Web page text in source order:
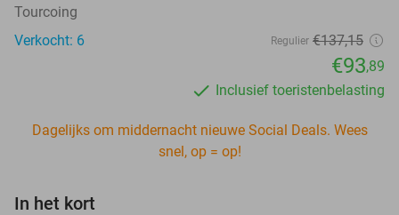
Tourcoing
Verkocht: 6
Regulier €137,15
€93,89
Inclusief toeristenbelasting
Dagelijks om middernacht nieuwe Social Deals. Wees
snel, op = op!
In het kort